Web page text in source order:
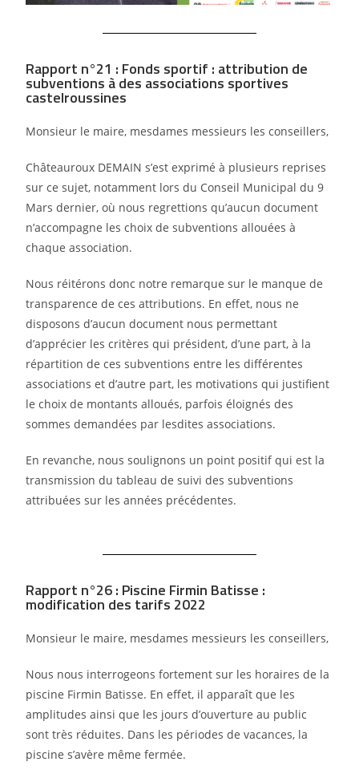
Rapport n°21 : Fonds sportif : attribution de
subventions à des associations sportives
castelroussines
Monsieur le maire, mesdames messieurs les conseillers,
Châteauroux DEMAIN s’est exprimé à plusieurs reprises
sur ce sujet, notamment lors du Conseil Municipal du 9
Mars dernier, où nous regrettions qu’aucun document
n’accompagne les choix de subventions allouées à
chaque association.
Nous réitérons donc notre remarque sur le manque de
transparence de ces attributions. En effet, nous ne
disposons d’aucun document nous permettant
d’apprécier les critères qui président, d’une part, à la
répartition de ces subventions entre les différentes
associations et d’autre part, les motivations qui justifient
le choix de montants alloués, parfois éloignés des
sommes demandées par lesdites associations.
En revanche, nous soulignons un point positif qui est la
transmission du tableau de suivi des subventions
attribuées sur les années précédentes.
Rapport n°26 : Piscine Firmin Batisse :
modification des tarifs 2022
Monsieur le maire, mesdames messieurs les conseillers,
Nous nous interrogeons fortement sur les horaires de la
piscine Firmin Batisse. En effet, il apparaît que les
amplitudes ainsi que les jours d’ouverture au public
sont très réduites. Dans les périodes de vacances, la
piscine s’avère même fermée.